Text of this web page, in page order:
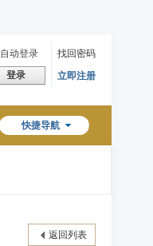
自动登录
找回密码
登录 立即注册
快捷导航
返回列表